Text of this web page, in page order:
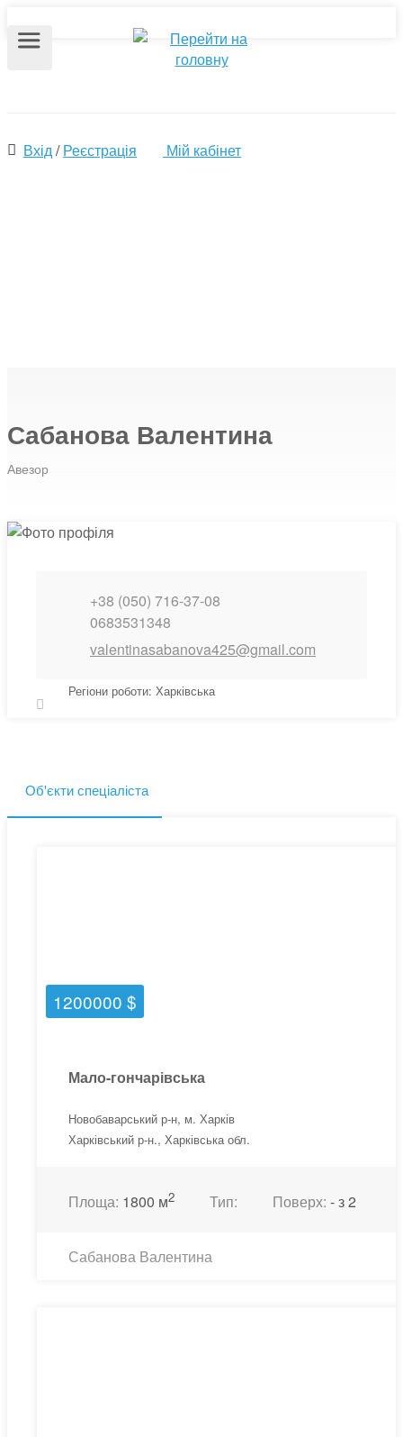
Вхід/Реєстрація Мій кабінет
Сабанова Валентина
Авезор
+38 (050) 716-37-08
0683531348
valentinasabanova425@gmail.com
Регіони роботи: Харківська
Об'єкти спеціаліста
1200000 $
Мало-гончарівська
Новобаварський р-н, м. Харків
Харківський р-н., Харківська обл.
Площа: 1800 м2 Тип: Поверх: - з 2
Сабанова Валентина